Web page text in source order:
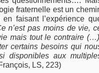
fraternelle est un
faisant l’expérience
n’est pas moins de vie,
mais tout le contraire
certains besoins qui
disponibles aux
LS, 223)